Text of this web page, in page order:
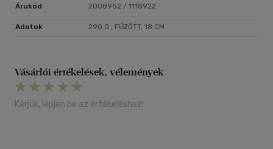
Árukód 2008952 / 1118922
Adatok 290 O., FŰZÖTT, 18 CM
Vásárlói értékelések, vélemények
Kérjük, lépjen be az értékeléshez!